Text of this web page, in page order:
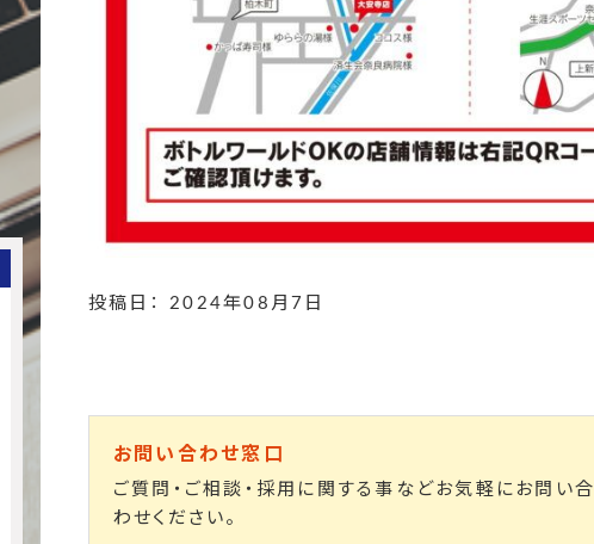
投稿日： 2024年08月7日
お問い合わせ窓口
ご質問・ご相談・採用に関する事などお気軽にお問い合
わせください。